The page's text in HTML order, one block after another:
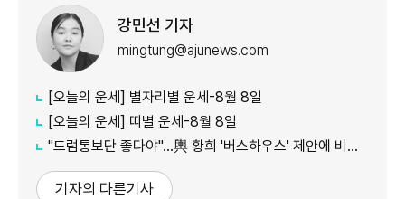
강민선 기자
mingtung@ajunews.com
[오늘의 운세] 별자리별 운세-8월 8일
[오늘의 운세] 띠별 운세-8월 8일
"드럼통보단 좋다야"...輿 황희 '버스하우스' 제안에 비아냥 多
기자의 다른기사